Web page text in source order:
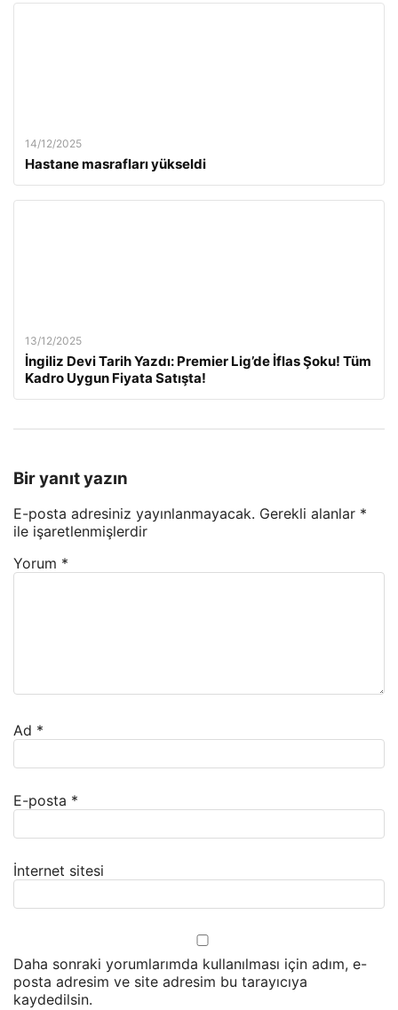
14/12/2025
Hastane masrafları yükseldi
13/12/2025
İngiliz Devi Tarih Yazdı: Premier Lig’de İflas Şoku! Tüm
Kadro Uygun Fiyata Satışta!
Bir yanıt yazın
E-posta adresiniz yayınlanmayacak. Gerekli alanlar *
ile işaretlenmişlerdir
Yorum *
Ad *
E-posta *
İnternet sitesi
Daha sonraki yorumlarımda kullanılması için adım, e-
posta adresim ve site adresim bu tarayıcıya
kaydedilsin.